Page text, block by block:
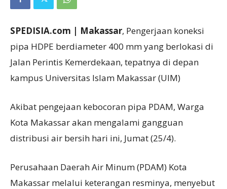
SPEDISIA.com | Makassar, Pengerjaan koneksi
pipa HDPE berdiameter 400 mm yang berlokasi di
Jalan Perintis Kemerdekaan, tepatnya di depan
kampus Universitas Islam Makassar (UIM)
Akibat pengejaan kebocoran pipa PDAM, Warga
Kota Makassar akan mengalami gangguan
distribusi air bersih hari ini, Jumat (25/4).
Perusahaan Daerah Air Minum (PDAM) Kota
Makassar melalui keterangan resminya, menyebut